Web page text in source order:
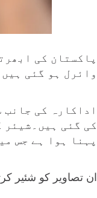
پاکستان کی
وائرل ہو گئی
اداکارہ کی
کی گئی ہیں۔شیئر
پہنا ہوا ہے جس
ان تصاویر کو شئیر